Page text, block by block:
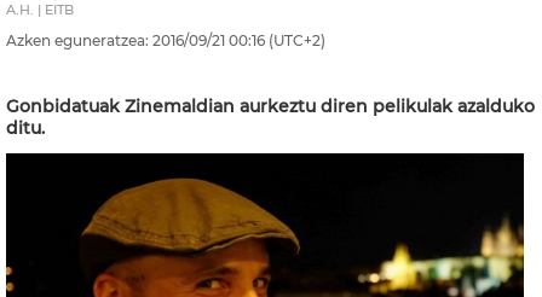
A.H. | EITB
Azken eguneratzea: 2016/09/21 00:16 (UTC+2)
Gonbidatuak Zinemaldian aurkeztu diren pelikulak azalduko
ditu.